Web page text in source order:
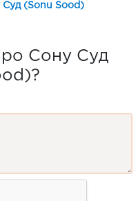
Суд (Sonu Sood)
Сону Суд